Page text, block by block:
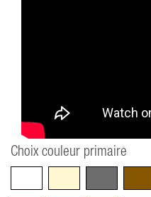
Choix couleur primaire